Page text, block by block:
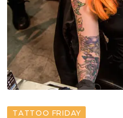
TATTOO FRIDAY